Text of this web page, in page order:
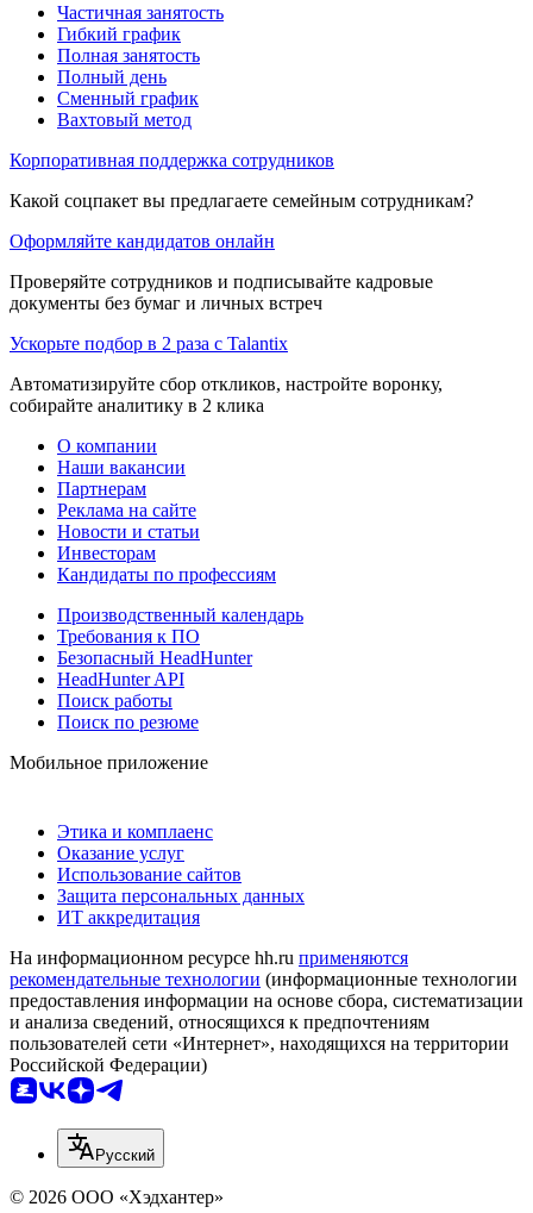
Частичная занятость
Гибкий график
Полная занятость
Полный день
Сменный график
Вахтовый метод
Корпоративная поддержка сотрудников
Какой соцпакет вы предлагаете семейным сотрудникам?
Оформляйте кандидатов онлайн
Проверяйте сотрудников и подписывайте кадровые
документы без бумаг и личных встреч
Ускорьте подбор в 2 раза с Talantix
Автоматизируйте сбор откликов, настройте воронку,
собирайте аналитику в 2 клика
О компании
Наши вакансии
Партнерам
Реклама на сайте
Новости и статьи
Инвесторам
Кандидаты по профессиям
Производственный календарь
Требования к ПО
Безопасный HeadHunter
HeadHunter API
Поиск работы
Поиск по резюме
Мобильное приложение
Этика и комплаенс
Оказание услуг
Использование сайтов
Защита персональных данных
ИТ аккредитация
На информационном ресурсе hh.ru применяются
рекомендательные технологии (информационные технологии
предоставления информации на основе сбора, систематизации
и анализа сведений, относящихся к предпочтениям
пользователей сети «Интернет», находящихся на территории
Российской Федерации)
Русский
© 2026 ООО «Хэдхантер»